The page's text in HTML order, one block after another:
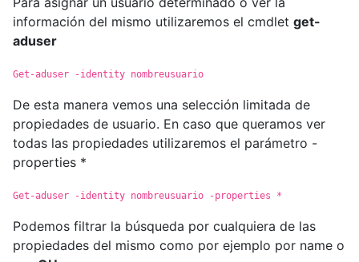
información del mismo utilizaremos el cmdlet get-
aduser
Get-aduser -identity nombreusuario
De esta manera vemos una selección limitada de
propiedades de usuario. En caso que queramos ver
todas las propiedades utilizaremos el parámetro -
properties *
Get-aduser -identity nombreusuario -properties *
Podemos filtrar la búsqueda por cualquiera de las
propiedades del mismo como por ejemplo por name o